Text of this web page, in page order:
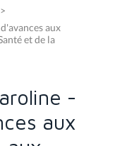
aux
et de la
-
aux